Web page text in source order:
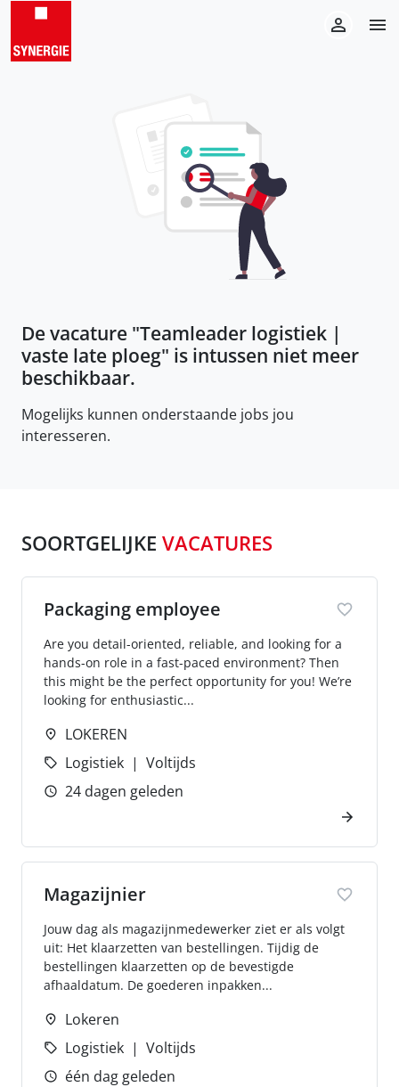
De vacature "Teamleader logistiek |
vaste late ploeg" is intussen niet meer
beschikbaar.
Mogelijks kunnen onderstaande jobs jou
interesseren.
SOORTGELIJKE VACATURES
Packaging employee
Are you detail-oriented, reliable, and looking for a
hands-on role in a fast-paced environment? Then
this might be the perfect opportunity for you! We’re
looking for enthusiastic...
LOKEREN
Logistiek
Voltijds
24 dagen geleden
Magazijnier
Jouw dag als magazijnmedewerker ziet er als volgt
uit: Het klaarzetten van bestellingen. Tijdig de
bestellingen klaarzetten op de bevestigde
afhaaldatum. De goederen inpakken...
Lokeren
Logistiek
Voltijds
één dag geleden